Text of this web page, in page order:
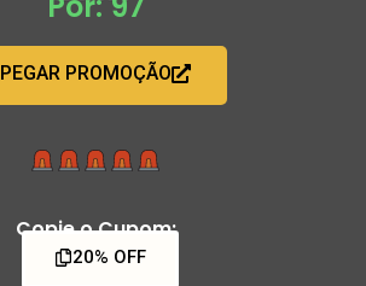
PEGAR PROMOÇÃO
Copie o Cupom:
20% OFF